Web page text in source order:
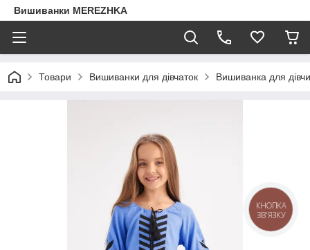
Вишиванки MEREZHKA
Товари Вишиванки для дівчаток Вишиванка для
КНОПКА
ЗВ'ЯЗКУ